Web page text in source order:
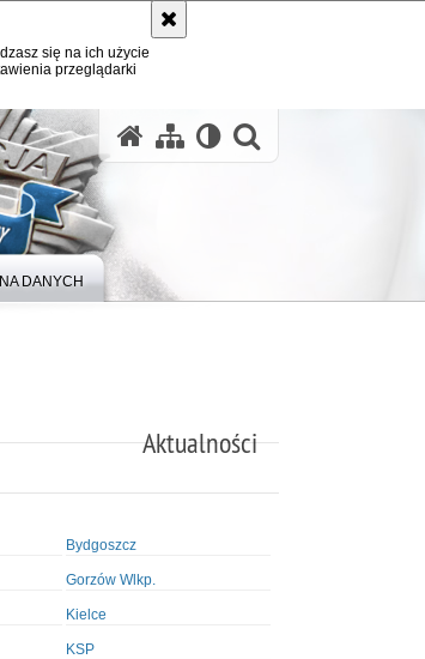
się na ich użycie
przeglądarki
DANYCH
Aktualności
Bydgoszcz
Gorzów Wlkp.
Kielce
KSP